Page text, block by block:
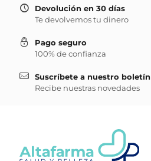
Devolución en 30 días
Te devolvemos tu dinero
Pago seguro
100% de confianza
Suscríbete a nuestro boletín
Recibe nuestras novedades